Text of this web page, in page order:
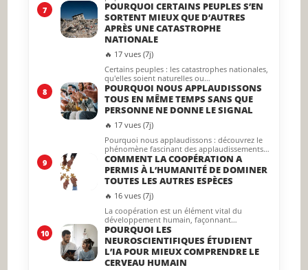
7
POURQUOI CERTAINS PEUPLES S’EN
SORTENT MIEUX QUE D’AUTRES
APRÈS UNE CATASTROPHE
NATIONALE
🔥 17 vues (7j)
Certains peuples : les catastrophes nationales,
qu'elles soient naturelles ou…
8
POURQUOI NOUS APPLAUDISSONS
TOUS EN MÊME TEMPS SANS QUE
PERSONNE NE DONNE LE SIGNAL
🔥 17 vues (7j)
Pourquoi nous applaudissons : découvrez le
phénomène fascinant des applaudissements…
9
COMMENT LA COOPÉRATION A
PERMIS À L’HUMANITÉ DE DOMINER
TOUTES LES AUTRES ESPÈCES
🔥 16 vues (7j)
La coopération est un élément vital du
développement humain, façonnant…
10
POURQUOI LES
NEUROSCIENTIFIQUES ÉTUDIENT
L’IA POUR MIEUX COMPRENDRE LE
CERVEAU HUMAIN